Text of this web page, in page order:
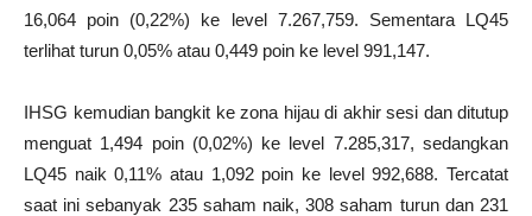
16,064 poin (0,22%) ke level 7.267,759. Sementara LQ45
terlihat turun 0,05% atau 0,449 poin ke level 991,147.
IHSG kemudian bangkit ke zona hijau di akhir sesi dan ditutup
menguat 1,494 poin (0,02%) ke level 7.285,317, sedangkan
LQ45 naik 0,11% atau 1,092 poin ke level 992,688. Tercatat
saat ini sebanyak 235 saham naik, 308 saham turun dan 231